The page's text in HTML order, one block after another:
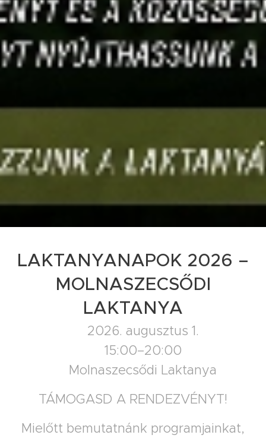
LAKTANYANAPOK 2026 –
MOLNASZECSŐDI
LAKTANYA
📅 2026. augusztus 1.
🕒 15:00–20:00
📍 Molnaszecsődi Laktanya
TÁMOGASD A RENDEZVÉNYT!
Mielőtt bemutatnánk programjainkat,